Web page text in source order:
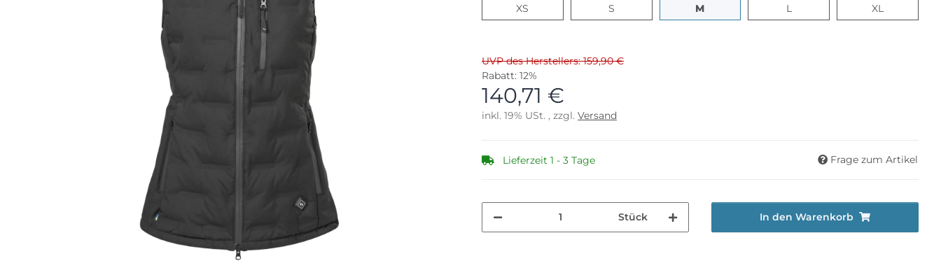
XS
SS MM L XL
UVP des Herstellers: 159,90 €
Rabatt: 12%
140,71 €
inkl. 19% USt. , zzgl. Versand
Lieferzeit 1 - 3 Tage Frage zum Artikel
Stück In den Warenkorb